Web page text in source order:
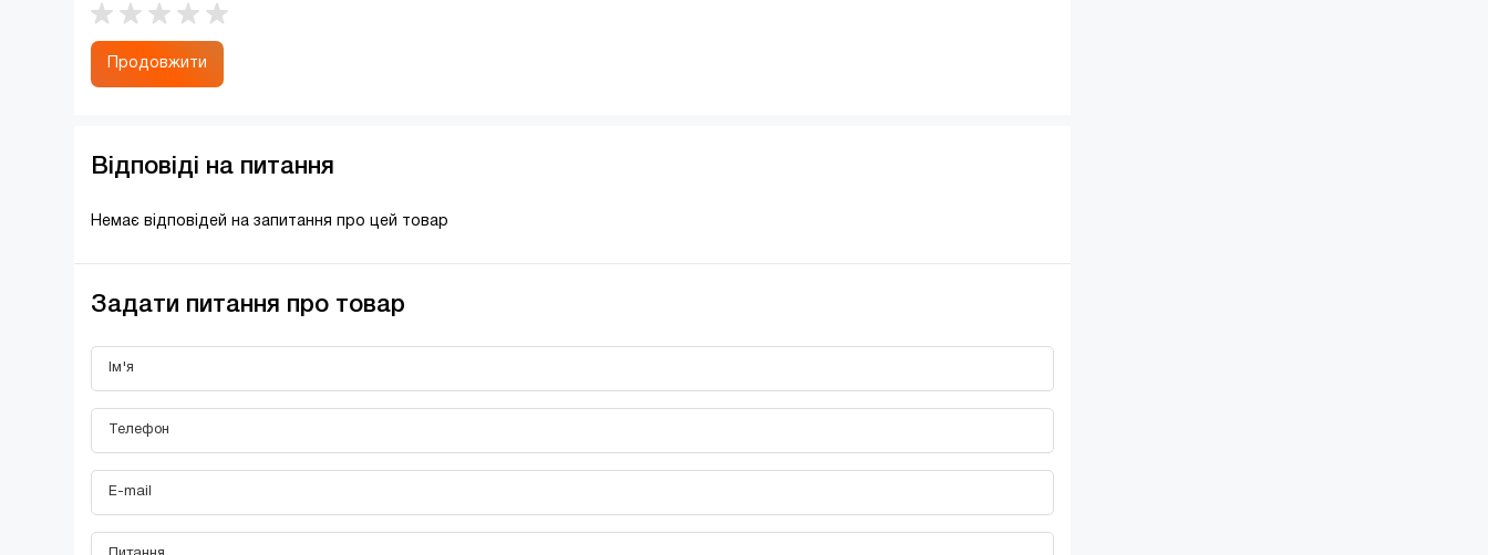
Продовжити
Відповіді на питання
Немає відповідей на запитання про цей товар
Задати питання про товар